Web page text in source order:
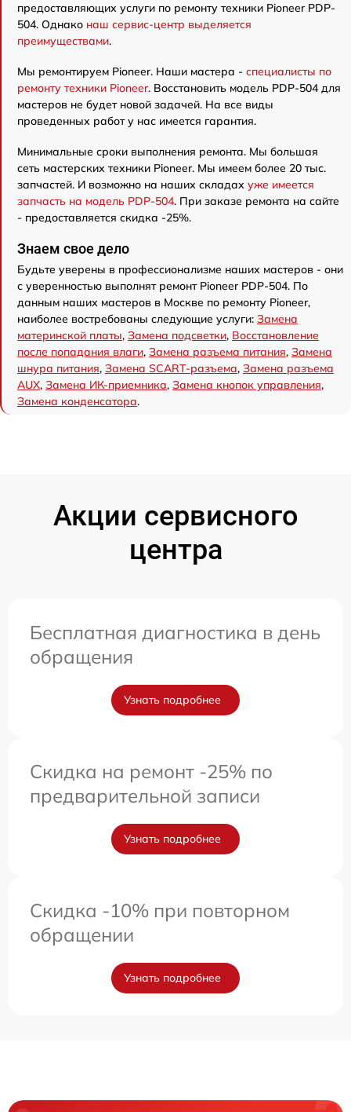
предоставляющих услуги по ремонту техники Pioneer PDP-
504. Однако наш сервис-центр выделяется
преимуществами.
Мы ремонтируем Pioneer. Наши мастера - специалисты по
ремонту техники Pioneer. Восстановить модель PDP-504 для
мастеров не будет новой задачей. На все виды
проведенных работ у нас имеется гарантия.
Минимальные сроки выполнения ремонта. Мы большая
сеть мастерских техники Pioneer. Мы имеем более 20 тыс.
запчастей. И возможно на наших складах уже имеется
запчасть на модель PDP-504. При заказе ремонта на сайте
- предоставляется скидка -25%.
Знаем свое дело
Будьте уверены в профессионализме наших мастеров - они
с уверенностью выполнят ремонт Pioneer PDP-504. По
данным наших мастеров в Москве по ремонту Pioneer,
наиболее востребованы следующие услуги: Замена
материнской платы, Замена подсветки, Восстановление
после попадания влаги, Замена разъема питания, Замена
шнура питания, Замена SCART-разъема, Замена разъема
AUX, Замена ИК-приемника, Замена кнопок управления,
Замена конденсатора.
Акции сервисного
центра
Бесплатная диагностика в день
обращения
Узнать подробнее
Скидка на ремонт -25% по
предварительной записи
Узнать подробнее
Скидка -10% при повторном
обращении
Узнать подробнее